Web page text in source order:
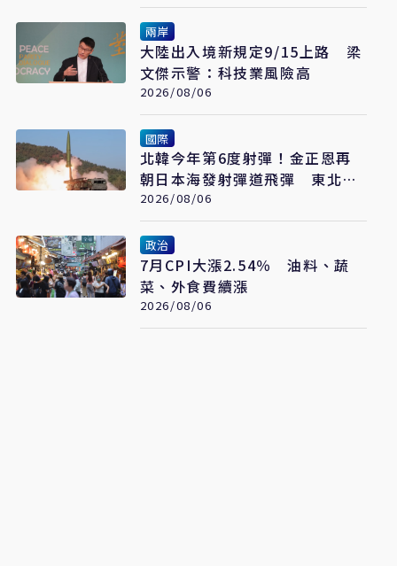
兩岸
大陸出入境新規定9/15上路 梁
文傑示警：科技業風險高
2026/08/06
國際
北韓今年第6度射彈！金正恩再
朝日本海發射彈道飛彈 東北亞
局勢再升溫
2026/08/06
政治
7月CPI大漲2.54％ 油料、蔬
菜、外食費續漲
2026/08/06